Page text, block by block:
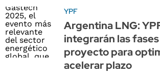
YPF
Argentina LNG:
integrarán las
proyecto para
acelerar plazo